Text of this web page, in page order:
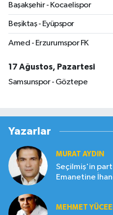
Başakşehir - Kocaelispor
Beşiktaş - Eyüpspor
Amed - Erzurumspor FK
17 Ağustos, Pazartesi
Samsunspor - Göztepe
Yazarlar
MURAT AYDIN
Seçilmiş'in
Emanetine
MEHMET